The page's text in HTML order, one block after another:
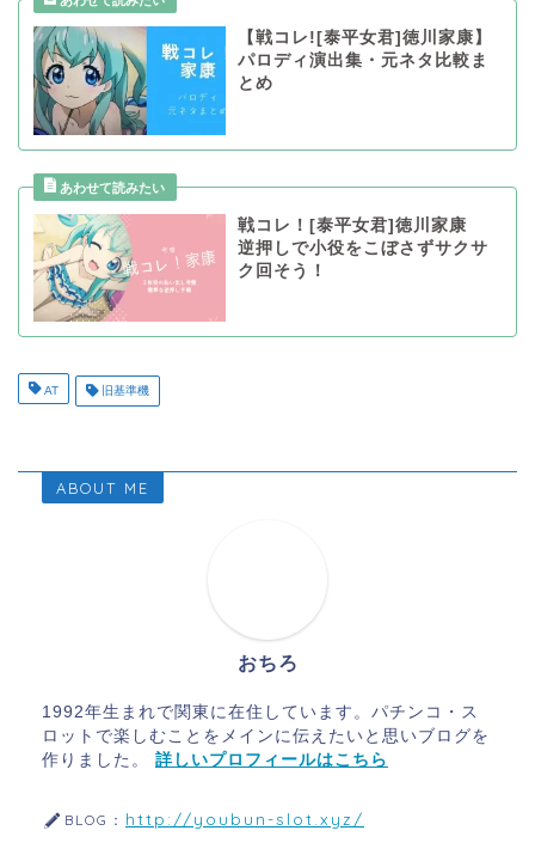
【戦コレ![泰平女君]徳川家康】
パロディ演出集・元ネタ比較ま
とめ
戦コレ！[泰平女君]徳川家康
逆押しで小役をこぼさずサクサ
ク回そう！
AT 旧基準機
ABOUT ME
おちろ
1992年生まれで関東に在住しています。パチンコ・ス
ロットで楽しむことをメインに伝えたいと思いブログを
作りました。 詳しいプロフィールはこちら
BLOG： http://youbun-slot.xyz/